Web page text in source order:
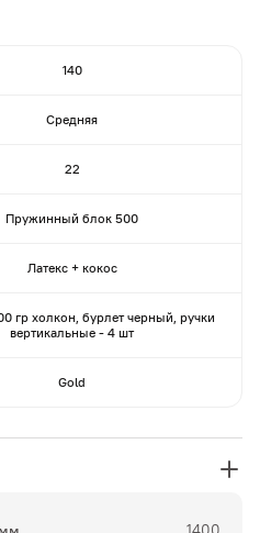
140
Средняя
22
Пружинный блок 500
Латекс + кокос
гр холкон, бурлет черный, ручки
вертикальные - 4 шт
Gold